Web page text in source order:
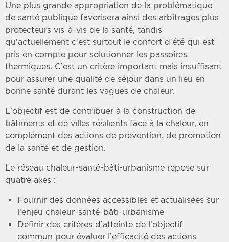
Une plus grande appropriation de la problématique
de santé publique favorisera ainsi des arbitrages plus
protecteurs vis-à-vis de la santé, tandis
qu’actuellement c’est surtout le confort d’été qui est
pris en compte pour solutionner les passoires
thermiques. C’est un critère important mais insuffisant
pour assurer une qualité de séjour dans un lieu en
bonne santé durant les vagues de chaleur.
L’objectif est de contribuer à la construction de
bâtiments et de villes résilients face à la chaleur, en
complément des actions de prévention, de promotion
de la santé et de gestion.
Le réseau chaleur-santé-bâti-urbanisme repose sur
quatre axes :
Fournir des données accessibles et actualisées sur
l’enjeu chaleur-santé-bâti-urbanisme
Définir des critères d’atteinte de l’objectif
commun pour évaluer l’efficacité des actions